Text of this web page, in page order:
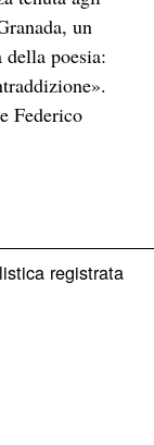
un
poesia:
Federico
registrata